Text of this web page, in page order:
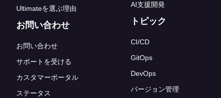
Ultimateを選ぶ理由
お問い合わせ
お問い合わせ
サポートを受ける
カスタマーポータル
ステータス
AI支援開発
トピック
CI/CD
GitOps
DevOps
バージョン管理